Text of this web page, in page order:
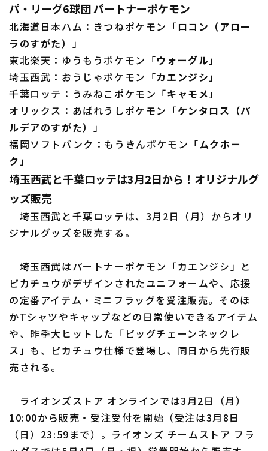
福岡ソフトバンクホークス
利用規約
運営会社（別ウィンドウで開く）
特定商取引法の表示 アルバイト募集（別ウィンドウで開く
パ・リーグ6球団 パートナーポケモン
北海道日本ハム：きつねポケモン「ロコン（アロー
ラのすがた） 」
東北楽天：ゆうもうポケモン「ウォーグル」
埼玉西武：おうじゃポケモン「カエンジシ」
千葉ロッテ：うみねこポケモン「キャモメ」
オリックス：あばれうしポケモン「ケンタロス（パ
ルデアのすがた） 」
福岡ソフトバンク：もうきんポケモン「ムクホー
ク」
埼玉西武と千葉ロッテは3月2日から！オリジナルグ
ッズ販売
埼玉西武と千葉ロッテは、3月2日（月）からオリ
ジナルグッズを販売する。
埼玉西武はパートナーポケモン「カエンジシ」と
ピカチュウがデザインされたユニフォームや、応援
の定番アイテム・ミニフラッグを受注販売。そのほ
かTシャツやキャップなどの日常使いできるアイテム
や、昨季大ヒットした「ビッグチェーンネックレ
ス」も、ピカチュウ仕様で登場し、同日から先行販
売される。
ライオンズストア オンラインでは3月2日（月）
10:00から販売・受注受付を開始（受注は3月8日
（日）23:59まで）。ライオンズ チームストア フラ